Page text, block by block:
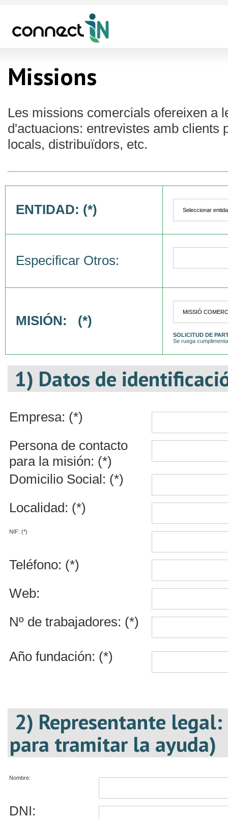
Missions
Les missions comercials ofereixen a
d'actuacions: entrevistes amb clients
locals, distribuïdors, etc.
ENTIDAD: (*)
Especificar Otros:
MISIÓN: (*)
SOLICITUD DE
Se ruega
1) Datos de
Empresa: (*)
Persona de contacto
para la misión: (*)
Domicilio Social: (*)
Localidad: (*)
NIF: (*)
Teléfono: (*)
Web:
Nº de trabajadores: (*)
Año fundación: (*)
2) Representante
para tramitar la ayuda)
Nombre:
DNI: